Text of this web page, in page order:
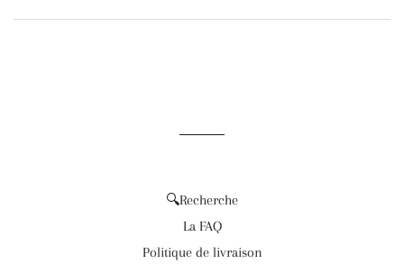
🔍Recherche
La FAQ
Politique de livraison